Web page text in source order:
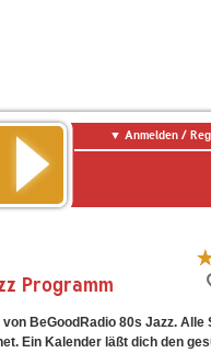
Anmelden /
Programm
BeGoodRadio 80s Jazz. Alle
Ein Kalender läßt dich den